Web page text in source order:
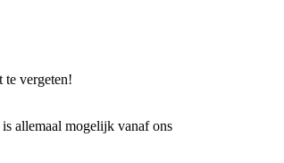
te vergeten!
allemaal mogelijk vanaf ons